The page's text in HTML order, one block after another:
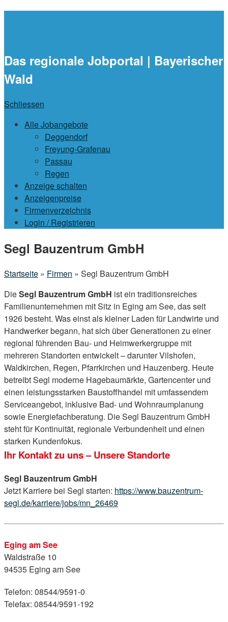
Das regionale Jobportal | Bayerischer
Wald
Schliessen
Alle Jobangebote
Deggendorf
Freyung-Grafenau
Passau
Regen
Anzeige schalten
Anzeigenpreise
Firmenverzeichnis
Login / Registrieren
Menu
Segl Bauzentrum GmbH
Startseite » Firmen » Segl Bauzentrum GmbH
DieSegl Bauzentrum GmbH ist ein traditionsreiches
Familienunternehmen mit Sitz in Eging am See, das seit
1926 besteht. Was einst als kleiner Laden für Landwirte und
Handwerker begann, hat sich über Generationen zu einer
regional führenden Bau- und Heimwerkergruppe mit
mehreren Standorten entwickelt – darunter Vilshofen,
Waldkirchen, Regen, Pfarrkirchen und Hauzenberg. Heute
betreibt Segl moderne Hagebaumärkte, Gartencenter und
einen leistungsstarken Baustoffhandel mit umfassendem
Serviceangebot, inklusive Bad- und Wohnraumplanung
sowie Energiefachberatung. Die Segl Bauzentrum GmbH
steht für Kontinuität, regionale Verbundenheit und einen
starken Kundenfokus.
Ihr Kontakt zu uns – Unsere Standorte
Segl Bauzentrum GmbH
Jetzt Karriere bei Segl starten: https://www.bauzentrum-
segl.de/karriere/jobs/mn_26469
Eging am See
Waldstraße 10
94535 Eging am See
Telefon: 08544/9591-0
Telefax: 08544/9591-192